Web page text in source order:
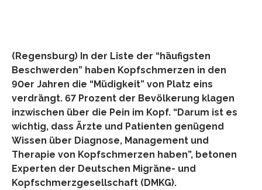
(Regensburg) In der Liste der “häufigsten
Beschwerden” haben Kopfschmerzen in den
90er Jahren die “Müdigkeit” von Platz eins
verdrängt. 67 Prozent der Bevölkerung klagen
inzwischen über die Pein im Kopf. “Darum ist es
wichtig, dass Ärzte und Patienten genügend
Wissen über Diagnose, Management und
Therapie von Kopfschmerzen haben”, betonen
Experten der Deutschen Migräne- und
Kopfschmerzgesellschaft (DMKG).